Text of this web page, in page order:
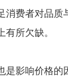
消费者对品
所欠缺。
影响价格的